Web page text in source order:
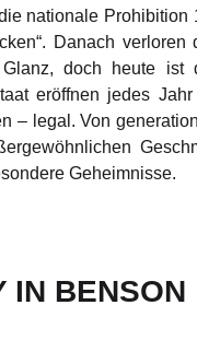
nationale
Danach
doch heute ist
eröffnen jedes
– legal. Von
Geheimnisse.
IN BENSON